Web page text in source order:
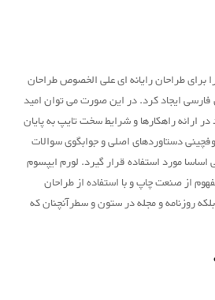
برای طراحان رایانه ای علی الخصوص طراحان
ایجاد کرد. در این صورت می توان امید
ارائه راهکارها و شرایط سخت تایپ به پایان
دستاوردهای اصلی و جوابگوی سوالات
مورد استفاده قرار گیرد. لورم ایپسوم
از صنعت چاپ و با استفاده از طراحان
روزنامه و مجله در ستون و سطرآنچنان که